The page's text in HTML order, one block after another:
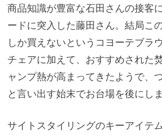
商品知識が豊富な石田さんの接客
ードに突入した藤田さん。結局こ
しか買えないというコヨーテブラ
チェアに加えて、おすすめされた
ャンプ熱が高まってきたようで、
と言い出す始末でお台場を後にしま
サイトスタイリングのキーアイテ